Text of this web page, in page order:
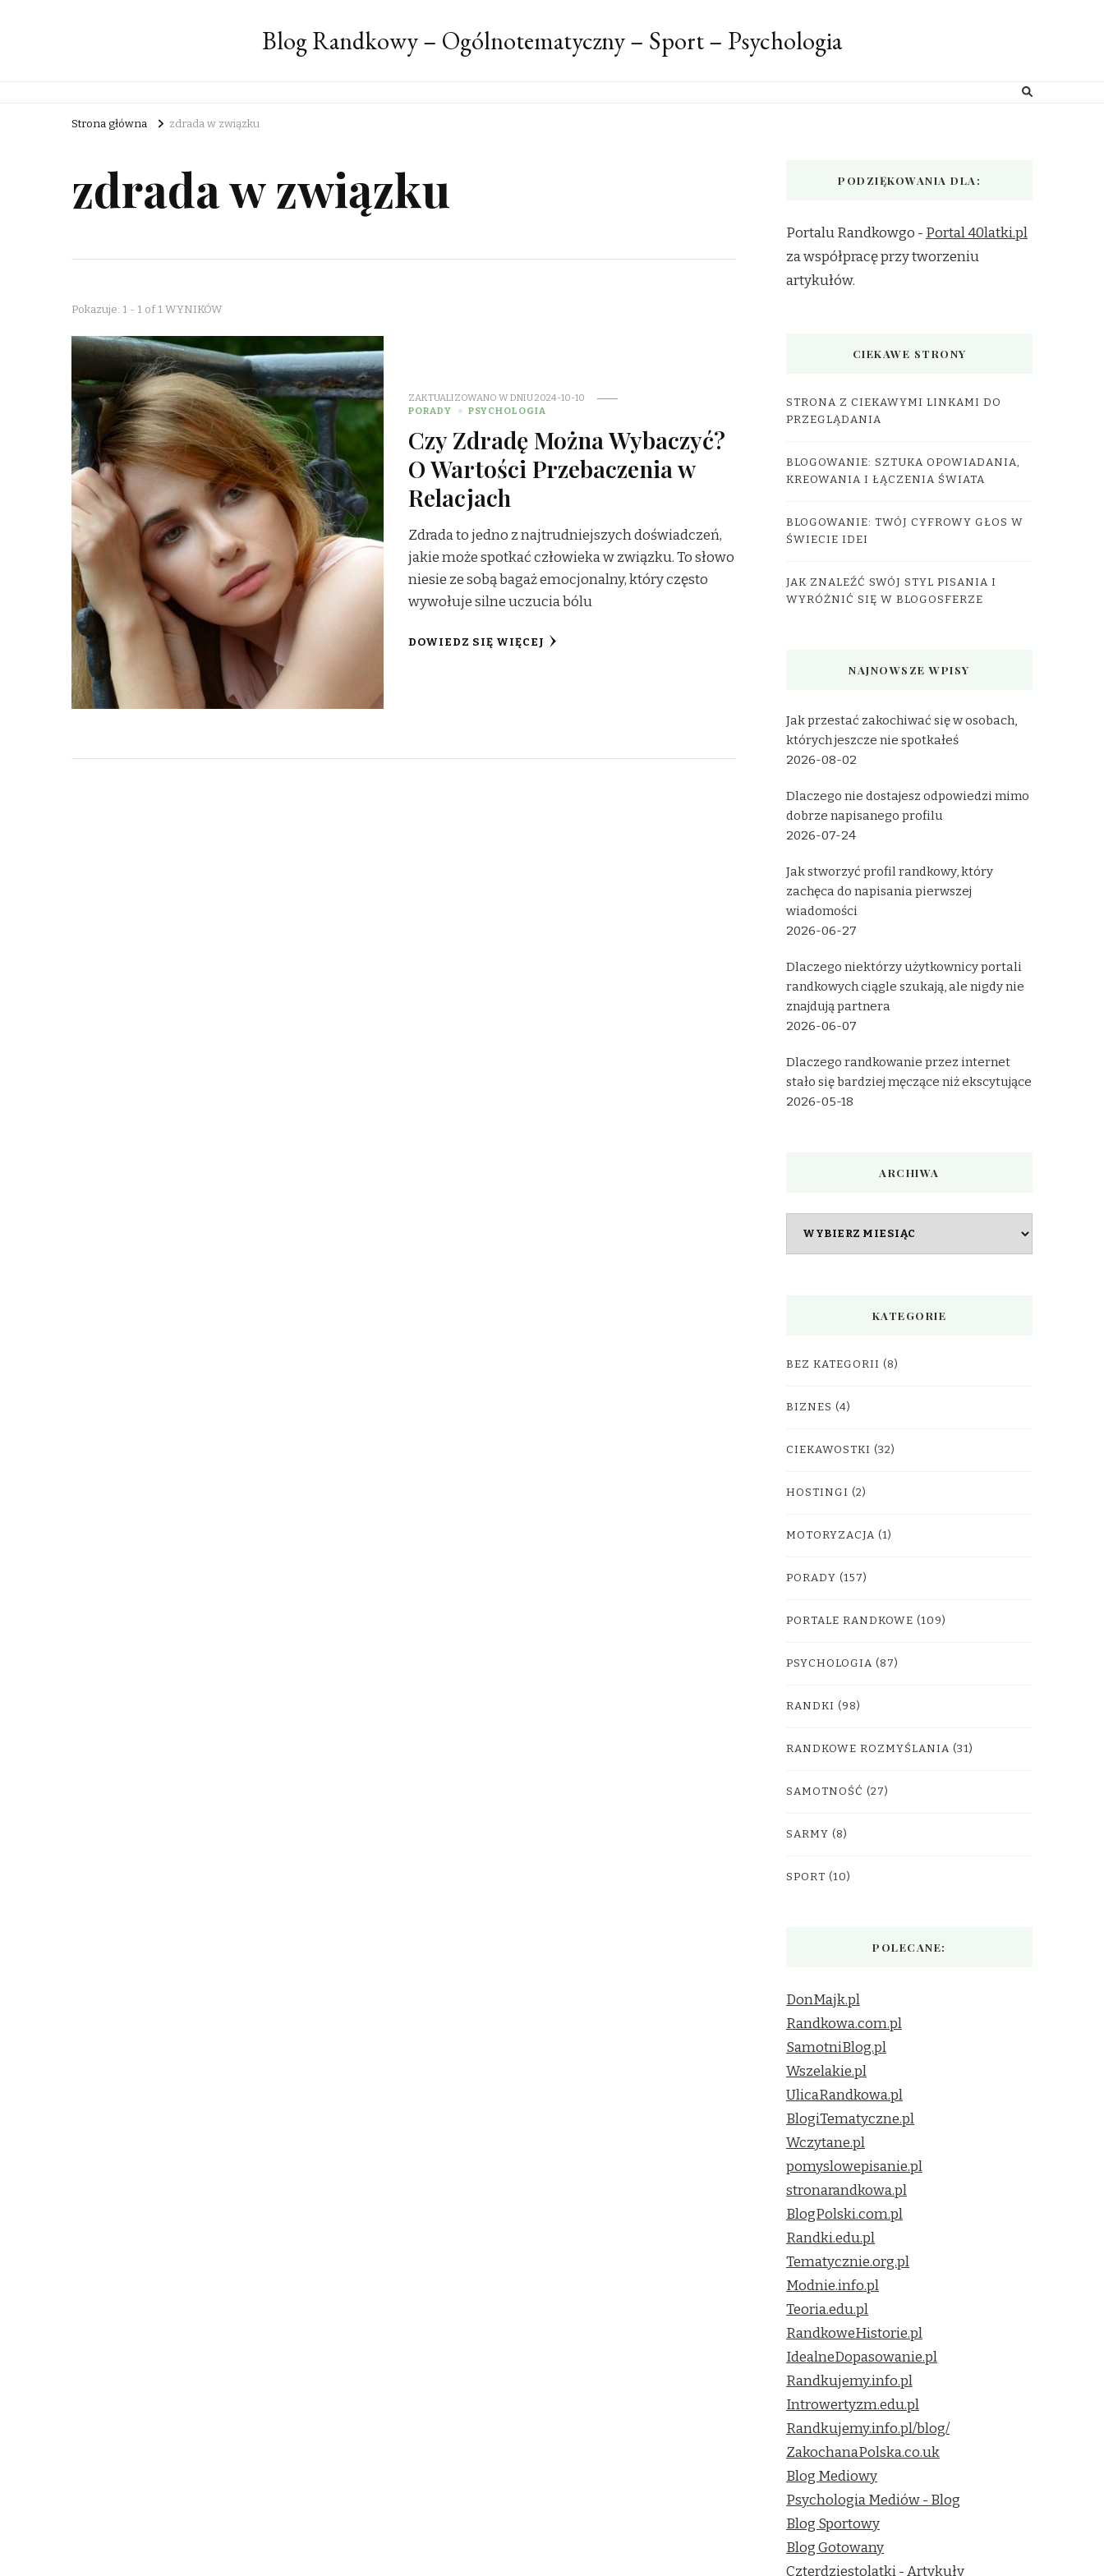
Blog Randkowy – Ogólnotematyczny – Sport – Psychologia
Strona główna zdrada w związku
zdrada w związku
Pokazuje: 1 - 1 of 1 WYNIKÓW
ZAKTUALIZOWANO W DNIU2024-10-10
PORADY
PSYCHOLOGIA
Czy Zdradę Można Wybaczyć?
O Wartości Przebaczenia w
Relacjach
Zdrada to jedno z najtrudniejszych doświadczeń,
jakie może spotkać człowieka w związku. To słowo
niesie ze sobą bagaż emocjonalny, który często
wywołuje silne uczucia bólu
DOWIEDZ SIĘ WIĘCEJ
PODZIĘKOWANIA DLA:
Portalu Randkowgo - Portal 40latki.pl
za współpracę przy tworzeniu
artykułów.
CIEKAWE STRONY
STRONA Z CIEKAWYMI LINKAMI DO
PRZEGLĄDANIA
BLOGOWANIE: SZTUKA OPOWIADANIA,
KREOWANIA I ŁĄCZENIA ŚWIATA
BLOGOWANIE: TWÓJ CYFROWY GŁOS W
ŚWIECIE IDEI
JAK ZNALEŹĆ SWÓJ STYL PISANIA I
WYRÓŻNIĆ SIĘ W BLOGOSFERZE
NAJNOWSZE WPISY
Jak przestać zakochiwać się w osobach,
których jeszcze nie spotkałeś
2026-08-02
Dlaczego nie dostajesz odpowiedzi mimo
dobrze napisanego profilu
2026-07-24
Jak stworzyć profil randkowy, który
zachęca do napisania pierwszej
wiadomości
2026-06-27
Dlaczego niektórzy użytkownicy portali
randkowych ciągle szukają, ale nigdy nie
znajdują partnera
2026-06-07
Dlaczego randkowanie przez internet
stało się bardziej męczące niż ekscytujące
2026-05-18
ARCHIWA
KATEGORIE
BEZ KATEGORII (8)
BIZNES (4)
CIEKAWOSTKI (32)
HOSTINGI (2)
MOTORYZACJA (1)
PORADY (157)
PORTALE RANDKOWE (109)
PSYCHOLOGIA (87)
RANDKI (98)
RANDKOWE ROZMYŚLANIA (31)
SAMOTNOŚĆ (27)
SARMY (8)
SPORT (10)
POLECANE:
DonMajk.pl
Randkowa.com.pl
SamotniBlog.pl
Wszelakie.pl
UlicaRandkowa.pl
BlogiTematyczne.pl
Wczytane.pl
pomyslowepisanie.pl
stronarandkowa.pl
BlogPolski.com.pl
Randki.edu.pl
Tematycznie.org.pl
Modnie.info.pl
Teoria.edu.pl
RandkoweHistorie.pl
IdealneDopasowanie.pl
Randkujemy.info.pl
Introwertyzm.edu.pl
Randkujemy.info.pl/blog/
ZakochanaPolska.co.uk
Blog Mediowy
Psychologia Mediów - Blog
Blog Sportowy
Blog Gotowany
Czterdziestolatki - Artykuły